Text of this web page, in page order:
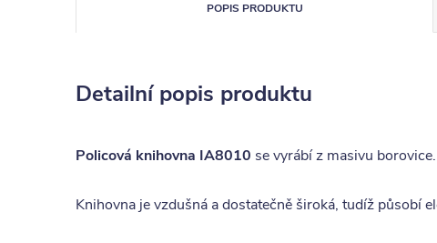
POPIS PRODUKTU
Detailní popis produktu
Policová knihovna IA8010 se vyrábí z masivu
Knihovna je vzdušná a dostatečně široká, tudíž působí